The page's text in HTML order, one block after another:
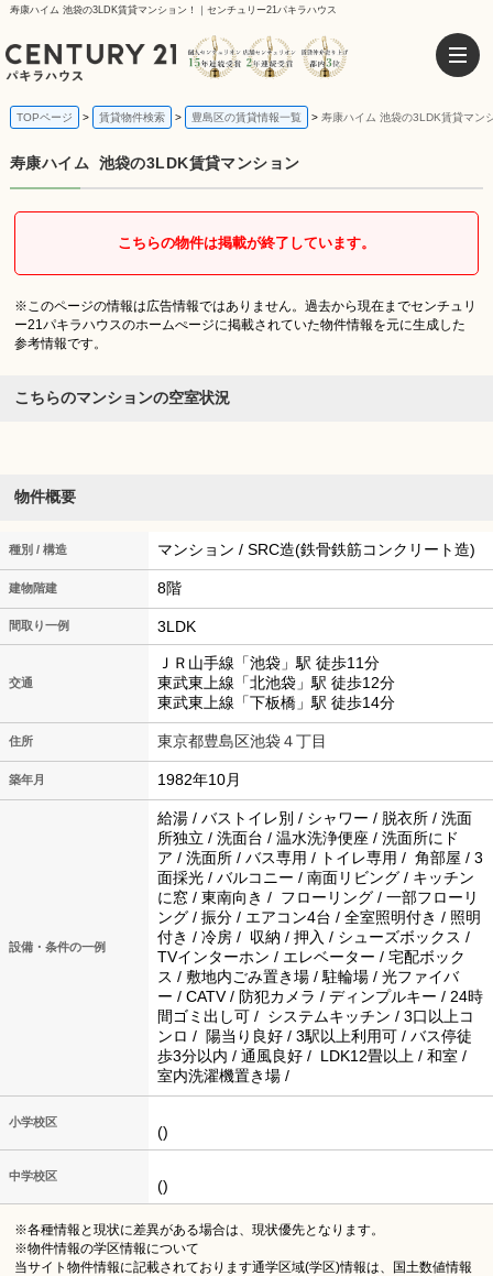
寿康ハイム 池袋の3LDK賃貸マンション！｜センチュリー21パキラハウス
TOPページ 賃貸物件検索 豊島区の賃貸情報一覧 寿康ハイム 池袋の3LDK賃貸マン
寿康ハイム 池袋の3LDK賃貸マンション
こちらの物件は掲載が終了しています。
※このページの情報は広告情報ではありません。過去から現在までセンチュリ
ー21パキラハウスのホームぺージに掲載されていた物件情報を元に生成した
参考情報です。
こちらのマンションの空室状況
物件概要
種別 / 構造 マンション / SRC造(鉄骨鉄筋コンクリート造)
建物階建 8階
間取り一例 3LDK
交通
ＪＲ山手線「池袋」駅 徒歩11分
東武東上線「北池袋」駅 徒歩12分
東武東上線「下板橋」駅 徒歩14分
住所 東京都豊島区池袋４丁目
築年月 1982年10月
設備・条件の一例
給湯 / バストイレ別 / シャワー / 脱衣所 / 洗面
所独立 / 洗面台 / 温水洗浄便座 / 洗面所にド
ア / 洗面所 / バス専用 / トイレ専用 / 角部屋 / 3
面採光 / バルコニー / 南面リビング / キッチン
に窓 / 東南向き / フローリング / 一部フローリ
ング / 振分 / エアコン4台 / 全室照明付き / 照明
付き / 冷房 / 収納 / 押入 / シューズボックス /
TVインターホン / エレベーター / 宅配ボック
ス / 敷地内ごみ置き場 / 駐輪場 / 光ファイバ
ー / CATV / 防犯カメラ / ディンプルキー / 24時
間ゴミ出し可 / システムキッチン / 3口以上コ
ンロ / 陽当り良好 / 3駅以上利用可 / バス停徒
歩3分以内 / 通風良好 / LDK12畳以上 / 和室 /
室内洗濯機置き場 /
小学校区
()
中学校区
()
※各種情報と現状に差異がある場合は、現状優先となります。
※物件情報の学区情報について
当サイト物件情報に記載されております通学区域(学区)情報は、国土数値情報